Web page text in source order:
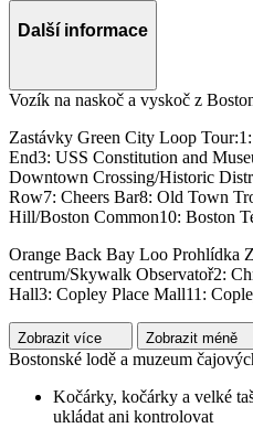
Další informace
Vozík na naskoč a vyskoč z
Zastávky Green City Loop
End3: USS Constitution and
Downtown Crossing/Historic
Row7: Cheers Bar8: Old Town
Hill/Boston Common10: Boston
Orange Back Bay Loo Prohlídka
centrum/Skywalk Observatoř2:
Hall3: Copley Place Mall11:
Zobrazit více Zobrazit méně
Bostonské lodě a muzeum
Kočárky, kočárky a velké
ukládat ani kontrolovat